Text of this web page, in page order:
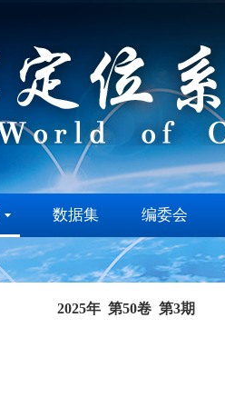
数据集 编委会
2025年 第50卷 第3期